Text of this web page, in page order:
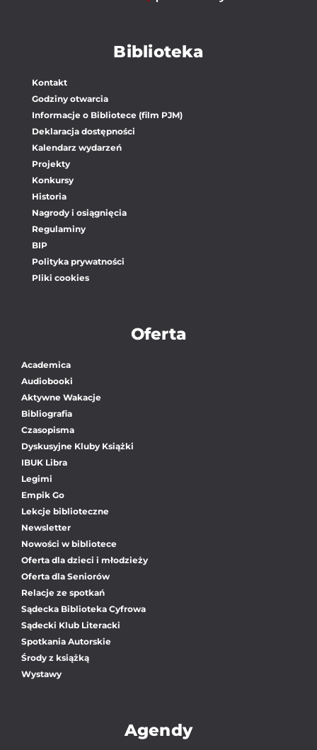
Biblioteka
Kontakt
Godziny otwarcia
Informacje o Bibliotece (film PJM)
Deklaracja dostępności
Kalendarz wydarzeń
Projekty
Konkursy
Historia
Nagrody i osiągnięcia
Regulaminy
BIP
Polityka prywatności
Pliki cookies
Oferta
Academica
Audiobooki
Aktywne Wakacje
Bibliografia
Czasopisma
Dyskusyjne Kluby Książki
IBUK Libra
Legimi
Empik Go
Lekcje biblioteczne
Newsletter
Nowości w bibliotece
Oferta dla dzieci i młodzieży
Oferta dla Seniorów
Relacje ze spotkań
Sądecka Biblioteka Cyfrowa
Sądecki Klub Literacki
Spotkania Autorskie
Środy z książką
Wystawy
Agendy